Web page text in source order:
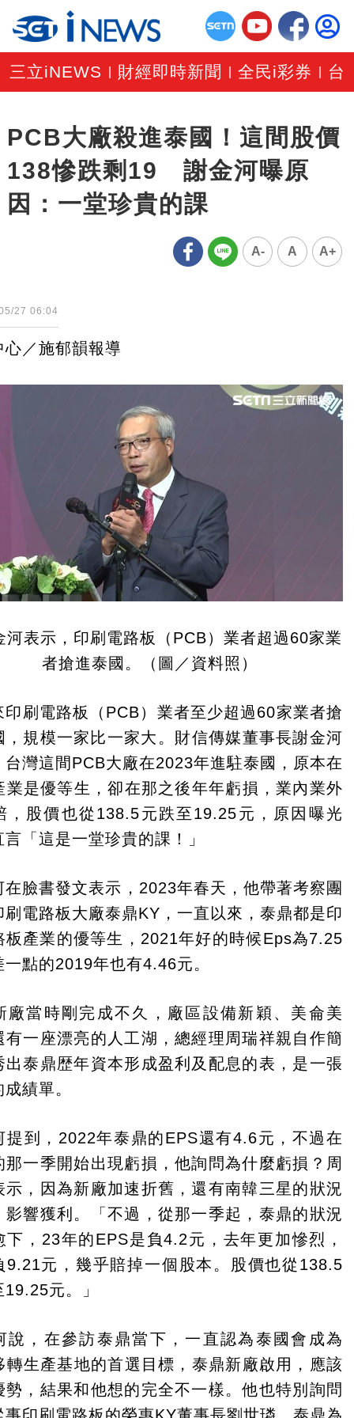
三立iNEWS 財經即時新聞 |全民i彩券 台
PCB大廠殺進泰國！這間股價
138慘跌剩19 謝金河曝原
因：一堂珍貴的課
A- A A+
27 06:04
心／施郁韻報導
表示，印刷電路板（PCB）業者超過60家業
者搶進泰國。（圖／資料照）
印刷電路板（PCB）業者至少超過60家業者搶
，規模一家比一家大。​財信傳媒董事長謝金河
台灣這間PCB大廠在2023年進駐泰國，原本在
業是優等生，卻在那之後年年虧損，業內業外
，股價也從138.5元跌至19.25元，原因曝光
「這是一堂珍貴的課！」
在臉書發文表示，2023年春天，他帶著考察團
刷電路板大廠泰鼎KY，一直以來，泰鼎都是印
板產業的優等生，2021年好的時候Eps為7.25
一點的2019年也有4.46元。
廠當時剛完成不久，廠區設備新穎、美侖美
有一座漂亮的人工湖，總經理周瑞祥親自作簡
出泰鼎歴年資本形成盈利及配息的表，是一張
績單。
提到，2022年泰鼎的EPS還有4.6元，不過在
那一季開始出現虧損，他詢問為什麼虧損？周
示，因為新廠加速折舊，還有南韓三星的狀況
影響獲利。「不過，從那一季起，泰鼎的狀況
下，23年的EPS是負4.2元，去年更加慘烈，
9.21元，幾乎賠掉一個股本。股價也從138.5
元。」
說，在參訪泰鼎當下，一直認為泰國會成為
轉生產基地的首選目標，泰鼎新廠啟用，應該
勢，結果和他想的完全不一樣。他也特別詢問